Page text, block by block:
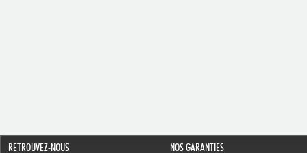
RETROUVEZ-NOUS NOS GARANTIES